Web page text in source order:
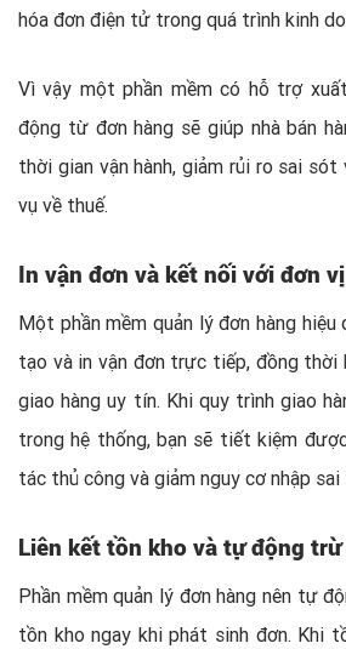
hóa đơn điện tử trong quá trình kinh
Vì vậy một phần mềm có hỗ trợ
động từ đơn hàng sẽ giúp nhà bán
thời gian vận hành, giảm rủi ro sai
vụ về thuế.
In vận đơn và kết nối với đơn
Một phần mềm quản lý đơn hàng hiệu
tạo và in vận đơn trực tiếp, đồng thời
giao hàng uy tín. Khi quy trình giao
trong hệ thống, bạn sẽ tiết kiệm
tác thủ công và giảm nguy cơ nhập
Liên kết tồn kho và tự động
Phần mềm quản lý đơn hàng nên tự
tồn kho ngay khi phát sinh đơn. Khi